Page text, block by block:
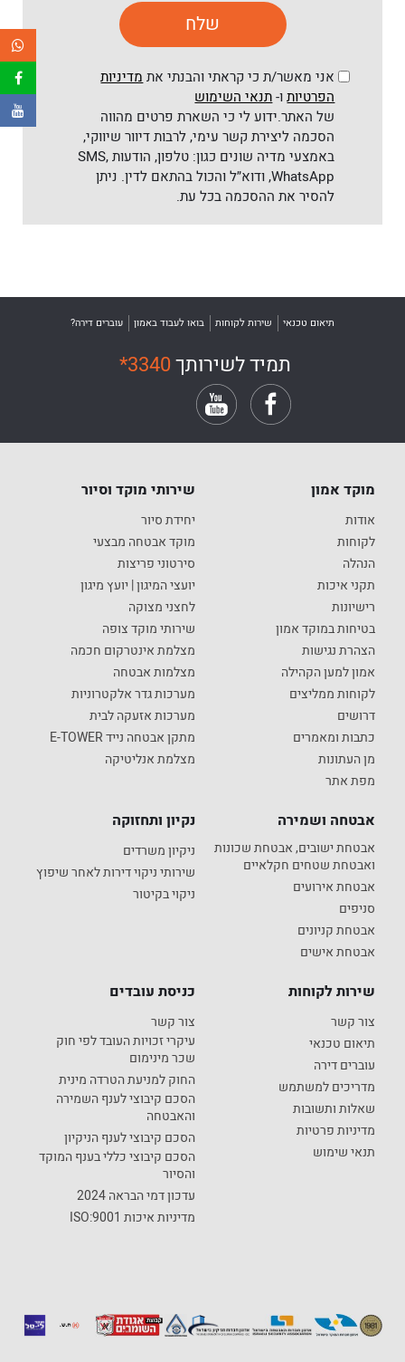
אני מאשר/ת כי קראתי והבנתי את מדיניות
הפרטיותו-תנאי השימוש
של האתר.ידוע לי כי השארת פרטים מהווה
הסכמה ליצירת קשר עימי, לרבות דיוור שיווקי,
באמצעי מדיה שונים כגון: טלפון, הודעות SMS,
WhatsApp, ודוא״ל והכול בהתאם לדין. ניתן
להסיר את ההסכמה בכל עת.
תיאום טכנאי שירות לקוחות בואו לעבוד באמון עוברים דירה?
תמיד לשירותך*3340
מוקד אמון
אודות
לקוחות
הנהלה
תקני איכות
רישיונות
בטיחות במוקד אמון
הצהרת נגישות
אמון למען הקהילה
לקוחות ממליצים
דרושים
כתבות ומאמרים
מן העתונות
מפת אתר
שירותי מוקד וסיור
יחידת סיור
מוקד אבטחה מבצעי
סירטוני פריצות
יועצי המיגון | יועץ מיגון
לחצני מצוקה
שירותי מוקד צופה
מצלמת אינטרקום חכמה
מצלמות אבטחה
מערכות גדר אלקטרוניות
מערכות אזעקה לבית
מתקן אבטחה נייד E-TOWER
מצלמת אנליטיקה
אבטחה ושמירה
אבטחת ישובים, אבטחת שכונות
ואבטחת שטחים חקלאיים
אבטחת אירועים
סניפים
אבטחת קניונים
אבטחת אישים
נקיון ותחזוקה
ניקיון משרדים
שירותי ניקוי דירות לאחר שיפוץ
ניקוי בקיטור
שירות לקוחות
צור קשר
תיאום טכנאי
עוברים דירה
מדריכים למשתמש
שאלות ותשובות
מדיניות פרטיות
תנאי שימוש
כניסת עובדים
צור קשר
עיקרי זכויות העובד לפי חוק
שכר מינימום
החוק למניעת הטרדה מינית
הסכם קיבוצי לענף השמירה
והאבטחה
הסכם קיבוצי לענף הניקיון
הסכם קיבוצי כללי בענף המוקד
והסיור
עדכון דמי הבראה 2024
מדיניות איכות ISO:9001